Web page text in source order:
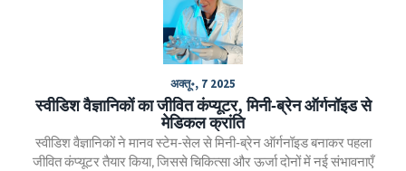
अक्तू॰, 7 2025
स्वीडिश वैज्ञानिकों का जीवित कंप्यूटर, मिनी‑ब्रेन ऑर्गनॉइड से
मेडिकल क्रांति
स्वीडिश वैज्ञानिकों ने मानव स्टेम‑सेल से मिनी‑ब्रेन ऑर्गनॉइड बनाकर पहला
जीवित कंप्यूटर तैयार किया, जिससे चिकित्सा और ऊर्जा दोनों में नई संभावनाएँ